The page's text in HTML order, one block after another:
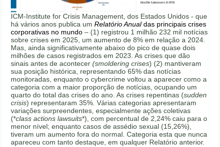
ICM-Institute for Crisis Management, dos Estados Unidos - que
há vários anos publica umRelatório Anualdas principais crises
corporativas no mundo – (1) registrou 1 milhão 232 mil notícias
sobre crises em 2025, um aumento de 8% em relação a 2024.
Mas, ainda significativamente abaixo do pico de quase dois
milhões de casos registrados em 2023. As crises que dão
sinais antes de acontecer(smoldering crises) (2) mantiveram
sua posição histórica, representando 65% das notícias
monitoradas, enquanto o cybercrime voltou a aparecer como a
categoria com a maior proporção de notícias, ocupando um
quarto do total das crises do ano. As crises repentinas (sudden
crisis) representaram 35%. Várias categorias apresentaram
variações surpreendentes, especialmente ações coletivas
(*class actions lawsuits*), com percentual de 2,24% caiu para o
menor nível; enquanto casos de assédio sexual (15,26%),
tiveram um aumento fora do normal. Categoria esta que nunca
apareceu com tanto destaque, em qualquer Relatório anterior.